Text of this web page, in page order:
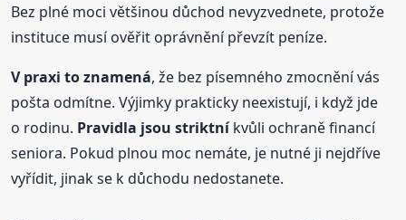
Bez plné moci většinou důchod nevyzvednete, protože
instituce musí ověřit oprávnění převzít peníze.
V praxi to znamená, že bez písemného zmocnění vás
pošta odmítne. Výjimky prakticky neexistují, i když jde
o rodinu. Pravidla jsou striktníkvůli ochraně financí
seniora. Pokud plnou moc nemáte, je nutné ji nejdříve
vyřídit, jinak se k důchodu nedostanete.